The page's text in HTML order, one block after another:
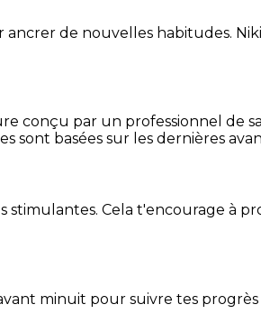
de nouvelles habitudes.
conçu par un professionnel de
sont basées sur les dernières
Cela t'encourage à
minuit pour suivre tes